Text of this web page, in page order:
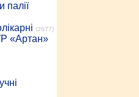
палії
(2677)
«Артан»